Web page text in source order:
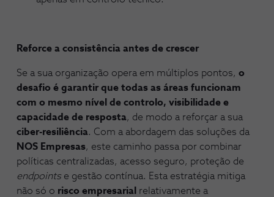
Reforce a consistência antes de crescer
Se a sua organização opera em múltiplos pontos, o
desafio é garantir que todas as áreas funcionam
com o mesmo nível de controlo, visibilidade e
capacidade de resposta, de modo a reforçar a sua
ciber-resiliência. Com a abordagem das soluções da
NOS Empresas, este caminho passa por combinar
políticas centralizadas, acesso seguro, proteção de
endpoints e gestão contínua. Esta estratégia mitiga
não só o risco empresarial relativamente a